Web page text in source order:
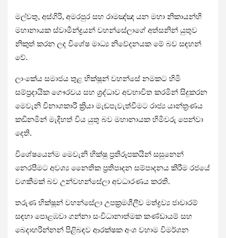
මල්වතු, අස්ගිරි, අමරපුර සහ රාමඤ්ඤ යන මහා නිකායන්හි
මහානායක ස්වාමීන්ද්‍රයන් වහන්සේලාගේ අත්සනින් යුතුව
නිකුත් කරන ලද විශේෂ මාධ්‍ය නිවේදනයක මේ බව සඳහන්
වේ.
ලාංකේය සමාජය තුළ භික්ෂූන් වහන්සේ නමකට හිමි
සම්ප්‍රදායික ගෞරවය සහ ශ්‍රද්ධාව අවභාවිත කරමින් සිදුකරන
මෙවැනි විනාශකාරී ක්‍රියා මැඬපැවැත්වීමට රාජ්‍ය යාන්ත්‍රණය
කඩිනමින් මැදිහත් විය යුතු බව මහානායක හිමිවරු පෙන්වා
දෙති.
විශේෂයෙන්ම මෙවැනි භික්ෂු ප්‍රතිරූපකයින් සසුනෙන්
නෙරපීමට අවශ්‍ය නෛතික ප්‍රතිපාදන සම්පාදනය කිරීම රජයේ
වගකීමක් බව උන්වහන්සේලා අවධාරණය කරති.
තරුණ භික්ෂූන් වහන්සේලා උපක්‍රමශීලීව මත්ද්‍රව්‍ය ජාවාරම්
සඳහා පොළඹවා ගන්නා සංවිධානාත්මක කණ්ඩායම් සහ
බෙදාහරින්නන් පිළිබඳව ආරක්ෂක අංශ වහාම විමර්ශන